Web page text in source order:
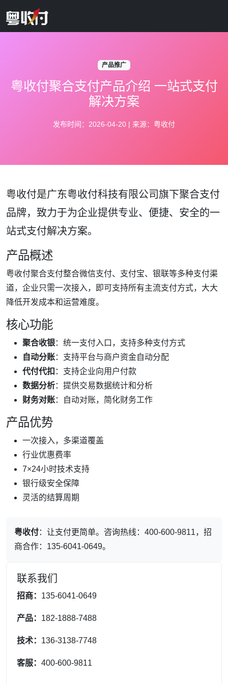
产品推广
粤收付聚合支付产品介绍 一站式支付
解决方案
发布时间：2026-04-20 | 来源：粤收付
粤收付是广东粤收付科技有限公司旗下聚合支付
品牌，致力于为企业提供专业、便捷、安全的一
站式支付解决方案。
产品概述
粤收付聚合支付整合微信支付、支付宝、银联等多种支付渠
道，企业只需一次接入，即可支持所有主流支付方式，大大
降低开发成本和运营难度。
核心功能
聚合收银：统一支付入口，支持多种支付方式
自动分账：支持平台与商户资金自动分配
代付代扣 ：支持企业向用户付款
数据分析：提供交易数据统计和分析
财务对账：自动对账，简化财务工作
产品优势
一次接入，多渠道覆盖
行业优惠费率
7×24小时技术支持
银行级安全保障
灵活的结算周期
粤收付：让支付更简单。咨询热线：400-600-9811，招
商合作：135-6041-0649。
联系我们
招商： 135-6041-0649
产品： 182-1888-7488
技术： 136-3138-7748
客服： 400-600-9811